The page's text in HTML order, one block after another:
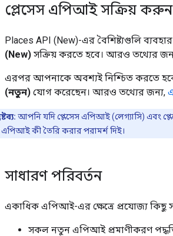
প্লেসেস এপিআই সক্রিয়
Places API (New)-এর বৈশিষ্ট্যগুলি
(New) সক্রিয় করতে হবে। আরও তথ্যের
এরপর আপনাকে অবশ্যই নিশ্চিত করতে
(নতুন) যোগ করেছেন। আরও তথ্যের জন্য,
আপনি যদি প্লেসেস এপিআই (লেগ্যাসি) এবং
কী তৈরি করার পরামর্শ দিই।
সাধারণ পরিবর্তন
একাধিক এপিআই-এর ক্ষেত্রে প্রযোজ্য কিছু
সকল নতুন এপিআই প্রমাণীকরণ